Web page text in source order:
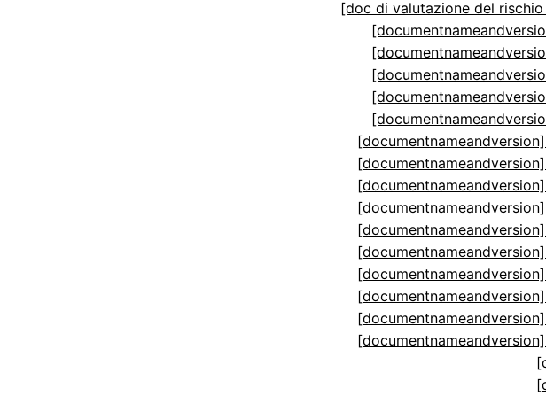
[doc di valutazione del